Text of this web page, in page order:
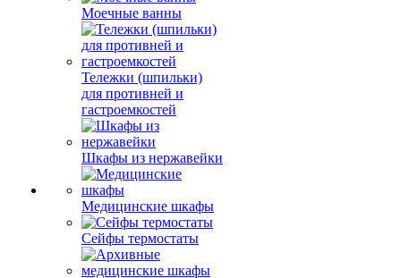
Моечные ванны
Тележки (шпильки)
для противней и
гастроемкостей
Шкафы из нержавейки
Медицинские шкафы
Сейфы термостаты